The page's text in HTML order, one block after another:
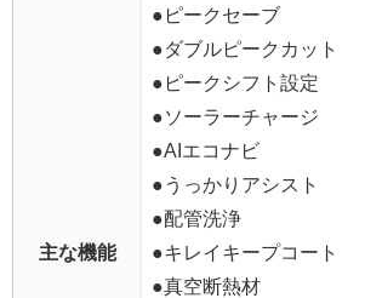
主な機能
●ピークセーブ
●ダブルピークカット
●ピークシフト設定
●ソーラーチャージ
●AIエコナビ
●うっかりアシスト
●配管洗浄
●キレイキープコート
●真空断熱材